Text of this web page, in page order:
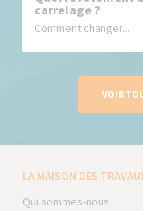
carrelage ?
Comment changer...
VOIR
LA MAISON DES
Qui sommes-nous